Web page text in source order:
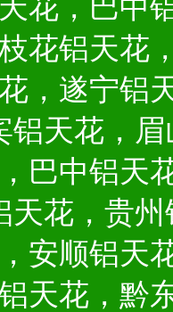
花，巴中
花铝天花
，遂宁铝
铝天花，
巴中铝天
天花，贵
安顺铝天
天花，黔